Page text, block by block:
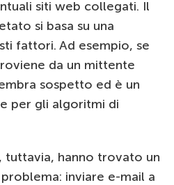
siti web collegati. Il
si basa su una
fattori. Ad esempio, se
da un mittente
sospetto ed è un
per gli algoritmi di
tuttavia, hanno trovato un
inviare e-mail a